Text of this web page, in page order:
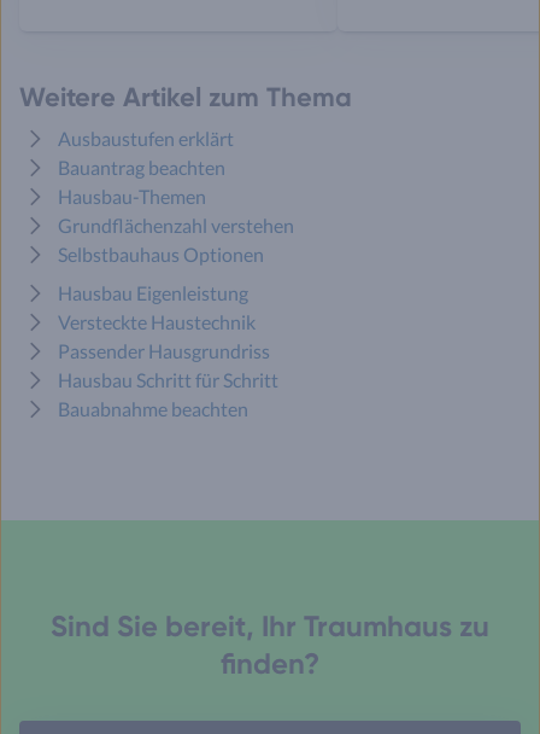
Weitere Artikel zum Thema
Ausbaustufen erklärt
Bauantrag beachten
Hausbau-Themen
Grundflächenzahl verstehen
Selbstbauhaus Optionen
Hausbau Eigenleistung
Versteckte Haustechnik
Passender Hausgrundriss
Hausbau Schritt für Schritt
Bauabnahme beachten
Sind Sie bereit, Ihr Traumhaus zu
finden?